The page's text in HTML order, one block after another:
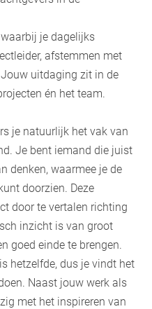
je dagelijks
afstemmen met
uitdaging zit in de
én het team.
je natuurlijk het vak van
Je bent iemand die juist
denken, waarmee je de
doorzien. Deze
door te vertalen richting
inzicht is van groot
goed einde te brengen.
hetzelfde, dus je vindt het
Naast jouw werk als
met het inspireren van